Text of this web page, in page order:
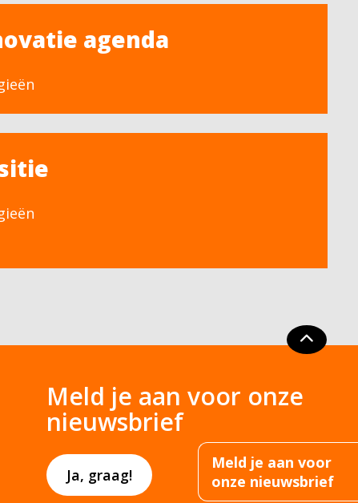
agenda
Meld je aan voor onze
nieuwsbrief
Ja, graag!
Meld je aan voor
onze nieuwsbrief